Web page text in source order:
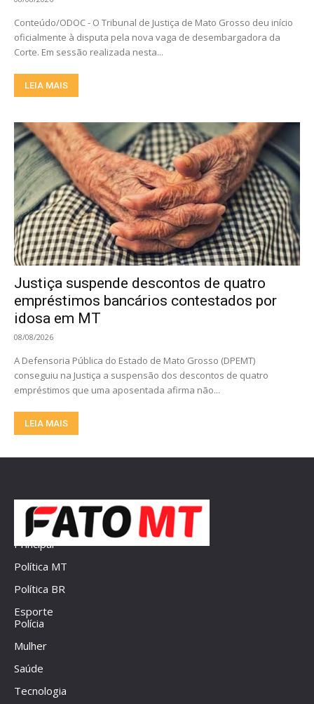
Conteúdo/ODOC - O Tribunal de Justiça de Mato Grosso deu início
oficialmente à disputa pela nova vaga de desembargadora da
Corte. Em sessão realizada nesta...
LEIA MAIS
Justiça suspende descontos de quatro
empréstimos bancários contestados por
idosa em MT
08/08/2026
A Defensoria Pública do Estado de Mato Grosso (DPEMT)
conseguiu na Justiça a suspensão dos descontos de quatro
empréstimos que uma aposentada afirma não...
LEIA MAIS
Principal
Política MT
Política BR
Esporte
Polícia
Mulher
Saúde
Tecnologia